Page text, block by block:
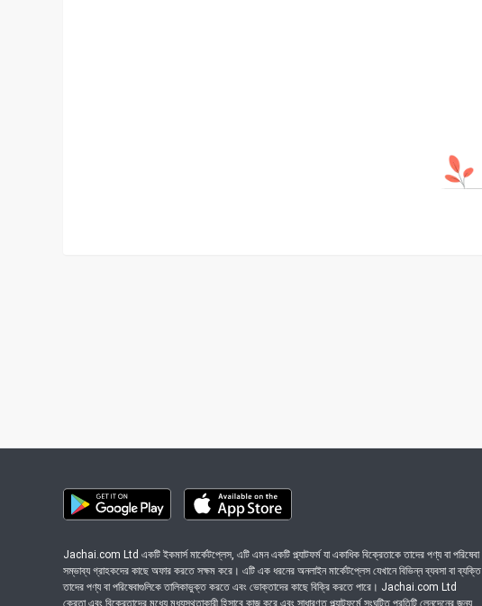
Jachai.com Ltd একটি ইকমার্স মার্কেটপ্লেস, এটি এমন একটি প্ল্যাটফর্ম যা একাধিক বিক্রেতাকে তাদের পণ্য বা পরিষেবা
সম্ভাব্য গ্রাহকদের কাছে অফার করতে সক্ষম করে। এটি এক ধরনের অনলাইন মার্কেটপ্লেস যেখানে বিভিন্ন ব্যবসা বা ব্যক্তি
তাদের পণ্য বা পরিষেবাগুলিকে তালিকাভুক্ত করতে এবং ভোক্তাদের কাছে বিক্রি করতে পারে। Jachai.com Ltd
ক্রেতা এবং বিক্রেতাদের মধ্যে মধ্যস্থতাকারী হিসাবে কাজ করে এবং সাধারণত প্ল্যাটফর্মে সংঘটিত প্রতিটি লেনদেনের জন্য